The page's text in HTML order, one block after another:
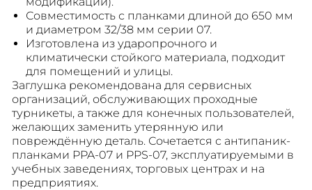
Совместимость с планками длиной до 650 мм
и диаметром 32/38 мм серии 07.
Изготовлена из ударопрочного и
климатически стойкого материала, подходит
для помещений и улицы.
Заглушка рекомендована для сервисных
организаций, обслуживающих проходные
турникеты, а также для конечных пользователей,
желающих заменить утерянную или
повреждённую деталь. Сочетается с антипаник-
планками PPA-07 и PPS-07, эксплуатируемыми в
учебных заведениях, торговых центрах и на
предприятиях.